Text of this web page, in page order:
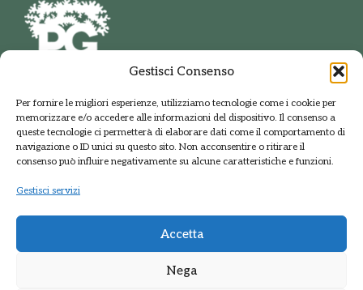
Gestisci Consenso
Per fornire le migliori esperienze, utilizziamo tecnologie come i cookie per
memorizzare e/o accedere alle informazioni del dispositivo. Il consenso a
queste tecnologie ci permetterà di elaborare dati come il comportamento di
navigazione o ID unici su questo sito. Non acconsentire o ritirare il
consenso può influire negativamente su alcune caratteristiche e funzioni.
Gestisci servizi
Accetta
Nega
PARCO DELLE GROANE
E DELLA BRUGHIERA BRIANTEA
Via della Polveriera, 2
20033 Solaro Milano
Tel.: +39 02 9698141
PEC: protocolloparcogroane@promopec.it
Regione Lombardia
Sistema parchi